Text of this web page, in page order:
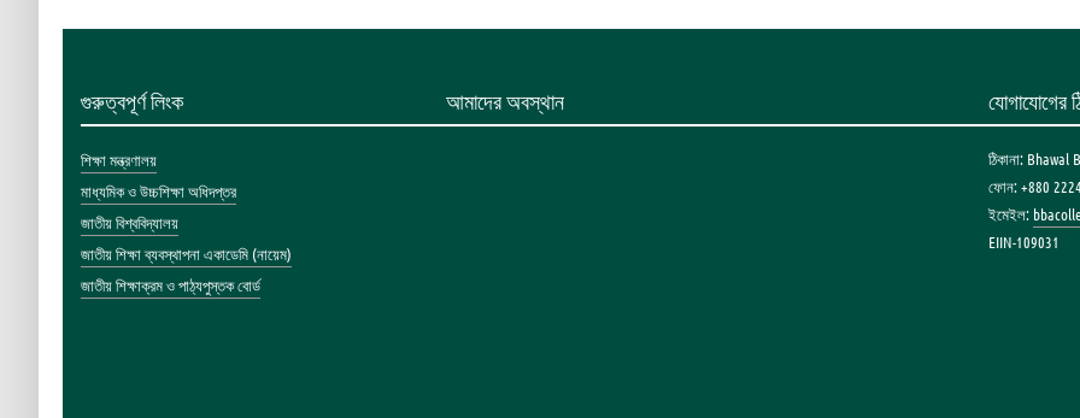
গুরুত্বপূর্ণ লিংক
শিক্ষা মন্ত্রণালয়
মাধ্যমিক ও উচ্চশিক্ষা অধিদপ্তর
জাতীয় বিশ্ববিদ্যালয়
জাতীয় শিক্ষা ব্যবস্থাপনা একাডেমি (নায়েম)
জাতীয় শিক্ষাক্রম ও পাঠ্যপুস্তক বোর্ড
আমাদের অবস্থান যোগাযোগের
ঠিকানা:
ফোন: +880
ইমেইল:
EIIN-109031